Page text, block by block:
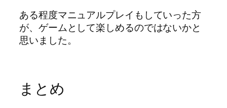
ある程度マニュアルプレイもしていった方
が、ゲームとして楽しめるのではないかと
思いました。
まとめ